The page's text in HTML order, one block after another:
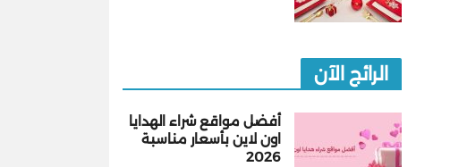
الرائج الآن
أفضل مواقع شراء الهدايا
اون لاين بأسعار مناسبة
2026